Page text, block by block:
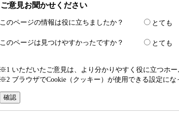
ご意見お聞かせください
このページの情報は役に立ちましたか？ とても
このページは見つけやすかったですか？
とても
※1 いただいたご意見は、より分かりやすく役に立つホ
※2 ブラウザでCookie（クッキー）が使用できる設定に